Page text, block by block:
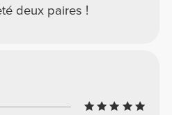
deux paires !